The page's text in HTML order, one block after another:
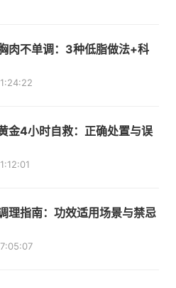
肉不单调：3种低脂做法+科
金4小时自救：正确处置与误
理指南：功效适用场景与禁忌